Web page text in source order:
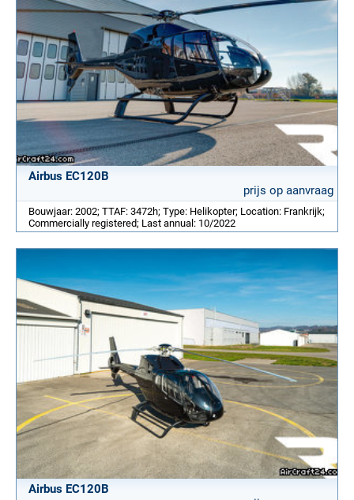
Airbus EC120B
prijs op aanvraag
Bouwjaar: 2002; TTAF: 3472h; Type: Helikopter; Location: Frankrijk;
Commercially registered; Last annual: 10/2022
Airbus EC120B